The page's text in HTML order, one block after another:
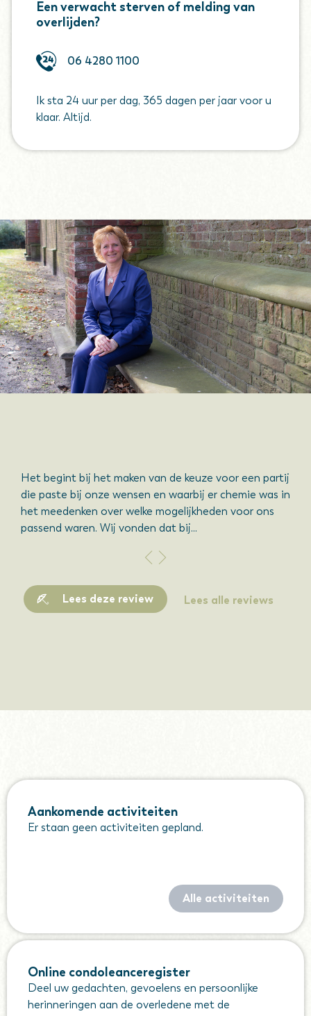
Een verwacht sterven of melding van
overlijden?
06 4280 1100
Ik sta 24 uur per dag, 365 dagen per jaar voor u
klaar. Altijd.
Het begint bij het maken van de keuze voor een partij
die paste bij onze wensen en waarbij er chemie was in
het meedenken over welke mogelijkheden voor ons
passend waren. Wij vonden dat bij...
Lees deze review Lees alle reviews
Online condoleanceregister
Deel uw gedachten, gevoelens en persoonlijke
herinneringen aan de overledene met de
Aankomende activiteiten
Er staan geen activiteiten gepland.
Alle activiteiten